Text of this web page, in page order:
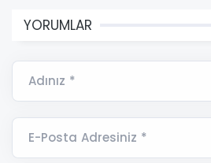
YORUMLAR
Adınız *
E-Posta Adresiniz *